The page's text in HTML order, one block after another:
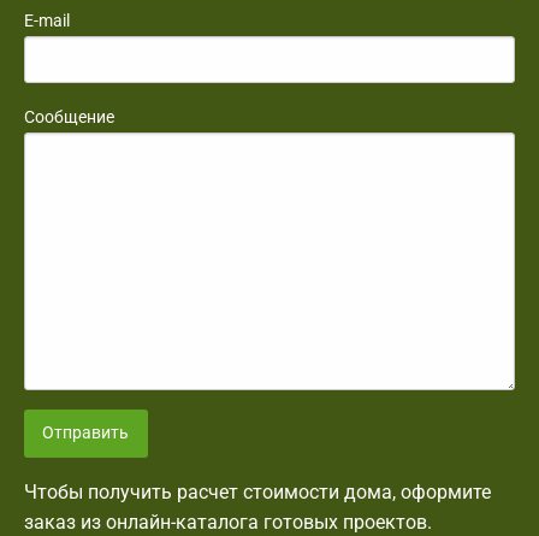
E-mail
Сообщение
Отправить
Чтобы получить расчет стоимости дома, оформите
заказ из онлайн-каталога готовых проектов.